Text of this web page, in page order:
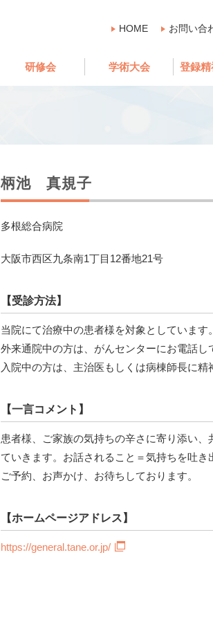
HOME お問い合
研修会 学術大会 登録
柄池 真規子
多根総合病院
大阪市西区九条南1丁目12番地21号
【受診方法】
当院にて治療中の患者様を対象としています。
外来通院中の方は、がんセンターにお電話し
入院中の方は、主治医もしくは病棟師長に精
【一言コメント】
患者様、ご家族の気持ちの辛さに寄り添い
ていきます。お話されること＝気持ちを吐き
ご予約、お声かけ、お待ちしております。
【ホームページアドレス】
https://general.tane.or.jp/